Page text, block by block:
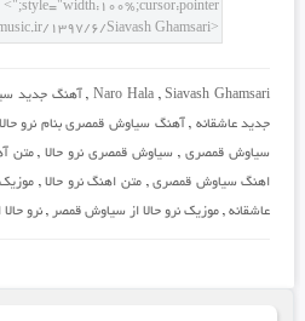
Naro Hala,Siavash Ghamsari
, آهنگ جدید
جدید عاشقانه , آهنگ سیاوش قمصری بنام نرو حالا
سیاوش قمصری, سیاوش قمصری نرو حالا,متن
اهنگ سیاوش قمصری,متن اهنگ نرو حالا,
عاشقانه, موزیک نرو حالا از سیاوش قمصر , نرو